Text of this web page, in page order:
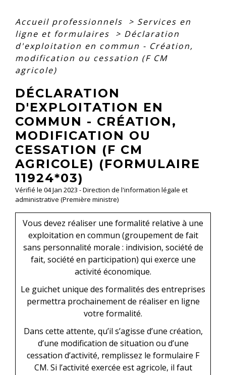
Accueil professionnels > Services en
ligne et formulaires
> Déclaration
d'exploitation en commun - Création,
modification ou cessation (F CM
agricole)
DÉCLARATION
D'EXPLOITATION EN
COMMUN - CRÉATION,
MODIFICATION OU
CESSATION (F CM
AGRICOLE) (FORMULAIRE
11924*03)
Vérifié le 04 Jan 2023 - Direction de l'information légale et
administrative (Première ministre)
Vous devez réaliser une formalité relative à une
exploitation en commun (groupement de fait
sans personnalité morale : indivision, société de
fait, société en participation) qui exerce une
activité économique.
Le guichet unique des formalités des entreprises
permettra prochainement de réaliser en ligne
votre formalité.
Dans cette attente, qu’il s’agisse d’une création,
d’une modification de situation ou d’une
cessation d’activité, remplissez le formulaire F
CM. Si l’activité exercée est agricole, il faut